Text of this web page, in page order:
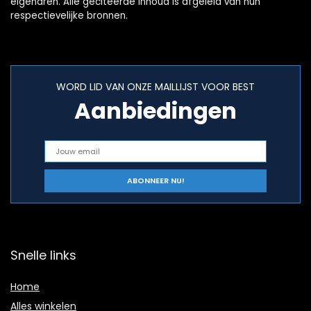
respectievelijke bronnen.
WORD LID VAN ONZE MAILLIJST VOOR BEST
Aanbiedingen
Snelle links
Home
Alles winkelen